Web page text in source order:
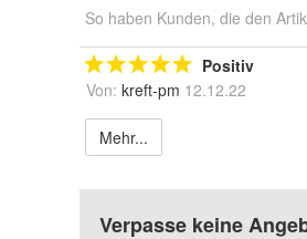
So haben Kunden, die den
Positiv
Von: kreft-pm 12.12.22
Mehr...
Verpasse keine